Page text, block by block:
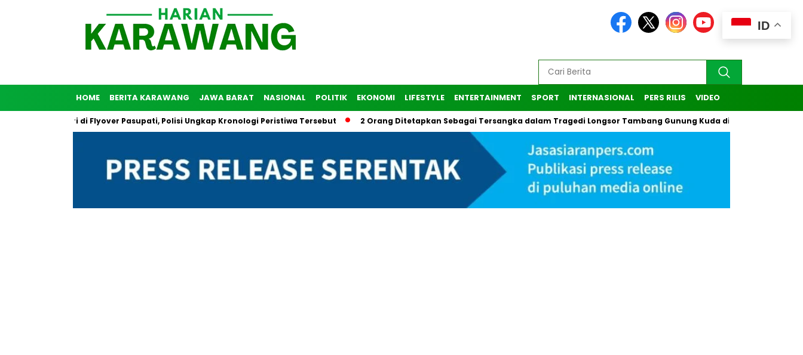
HOME BERITA KARAWANG JAWA BARAT NASIONAL POLITIK EKONOMI LIFESTYLE ENTERTAINMENT SPORT INTERNASIONAL PERS RILIS VIDEO
Diri di Flyover Pasupati, Polisi Ungkap Kronologi Peristiwa Tersebut 2 Orang Ditetapkan Sebagai Tersangka dalam Tragedi Longsor Tambang Gunung Kuda di Cirebon
ID